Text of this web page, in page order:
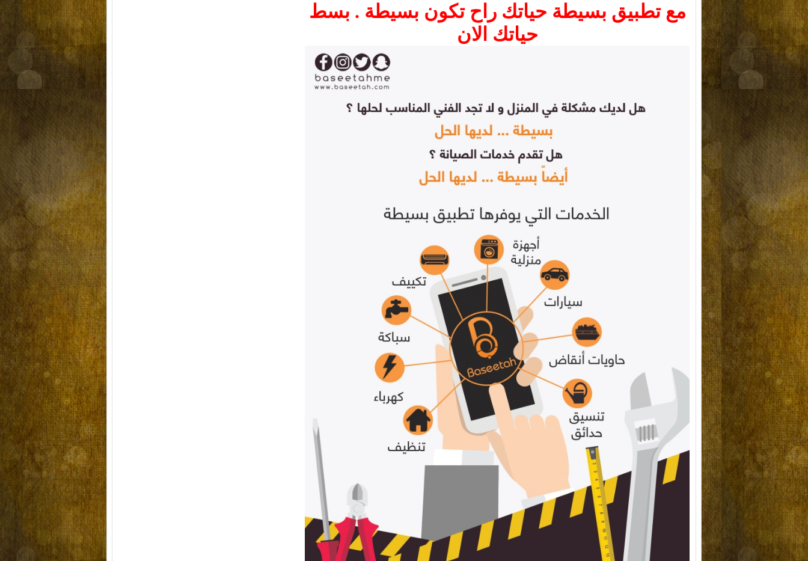
مع تطبيق بسيطة حياتك راح تكون بسيطة . بسط
حياتك الان